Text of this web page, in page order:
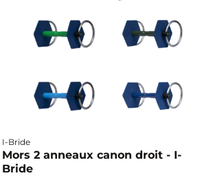
I-Bride
Mors 2 anneaux canon droit - I-
Bride